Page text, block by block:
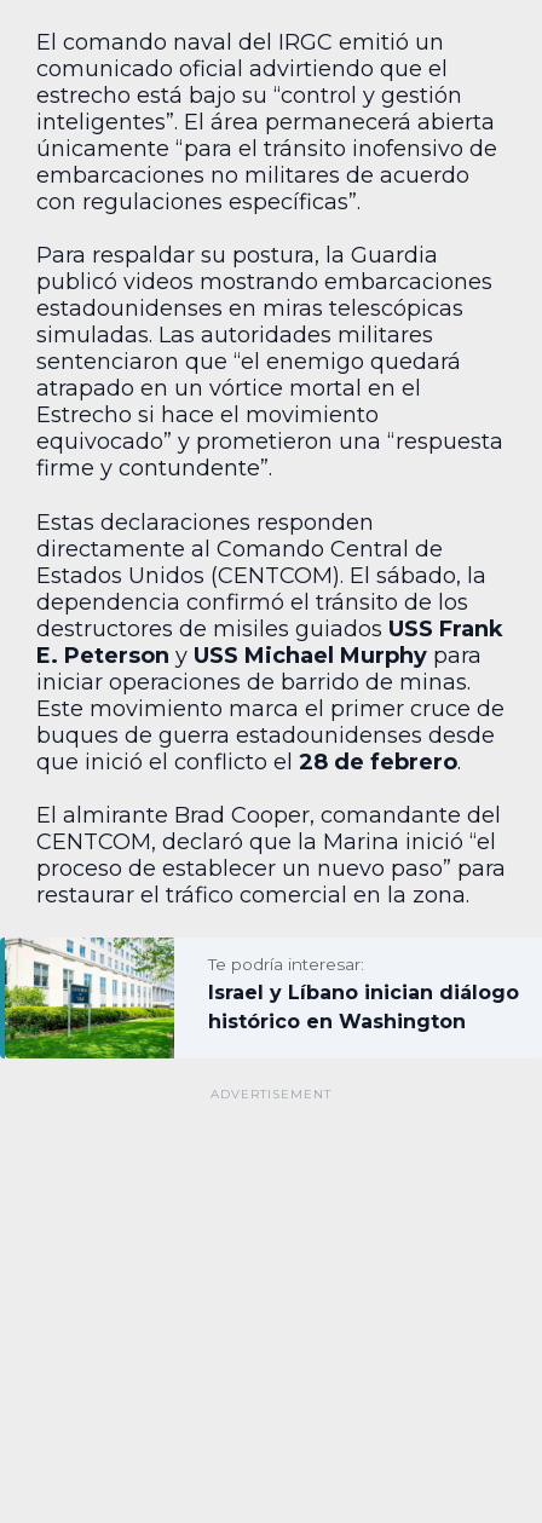
El comando naval del IRGC emitió un
comunicado oficial advirtiendo que el
estrecho está bajo su “control y gestión
inteligentes”. El área permanecerá abierta
únicamente “para el tránsito inofensivo de
embarcaciones no militares de acuerdo
con regulaciones específicas”.
Para respaldar su postura, la Guardia
publicó videos mostrando embarcaciones
estadounidenses en miras telescópicas
simuladas. Las autoridades militares
sentenciaron que “el enemigo quedará
atrapado en un vórtice mortal en el
Estrecho si hace el movimiento
equivocado” y prometieron una “respuesta
firme y contundente”.
Estas declaraciones responden
directamente al Comando Central de
Estados Unidos (CENTCOM). El sábado, la
dependencia confirmó el tránsito de los
destructores de misiles guiados USS Frank
E. Peterson y USS Michael Murphy para
iniciar operaciones de barrido de minas.
Este movimiento marca el primer cruce de
buques de guerra estadounidenses desde
que inició el conflicto el 28 de febrero.
El almirante Brad Cooper, comandante del
CENTCOM, declaró que la Marina inició “el
proceso de establecer un nuevo paso” para
restaurar el tráfico comercial en la zona.
Te podría interesar:
Israel y Líbano inician diálogo
histórico en Washington